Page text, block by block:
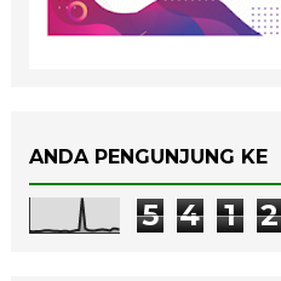
ANDA PENGUNJUNG KE
5 4 1 2